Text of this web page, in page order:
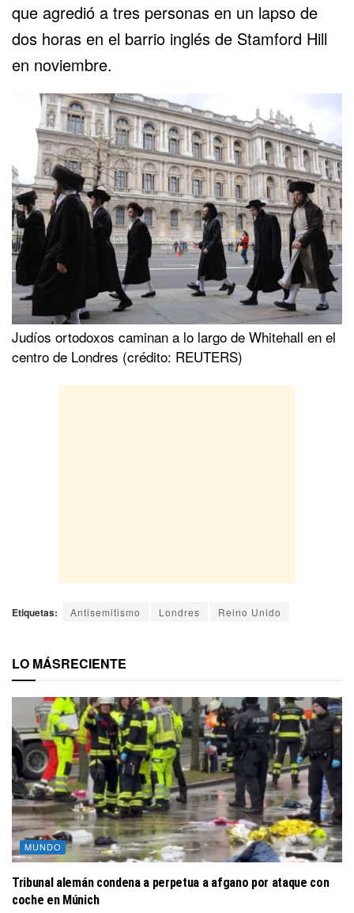
que agredió a tres personas en un lapso de
dos horas en el barrio inglés de Stamford Hill
en noviembre.
Judíos ortodoxos caminan a lo largo de Whitehall en el
centro de Londres (crédito: REUTERS)
Etiquetas: Antisemitismo Londres Reino Unido
LO MÁSRECIENTE
MUNDO
Tribunal alemán condena a perpetua a afgano por ataque con
coche en Múnich